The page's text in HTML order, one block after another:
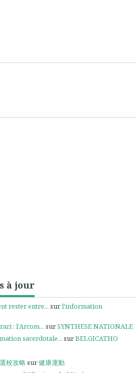
à jour
rester entre... surl'information
: l’Arcom... surSYNTHESE NATIONALE
sacerdotale... surBELGICATHO
校攻略 sur健康運動